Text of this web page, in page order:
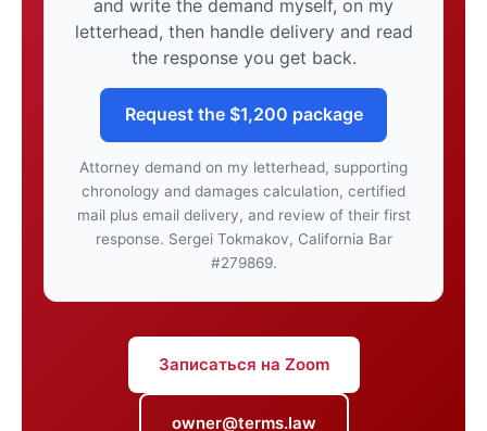
and write the demand myself, on my
letterhead, then handle delivery and read
the response you get back.
Request the $1,200 package
Attorney demand on my letterhead, supporting
chronology and damages calculation, certified
mail plus email delivery, and review of their first
response. Sergei Tokmakov, California Bar
#279869.
Записаться на Zoom
owner@terms.law